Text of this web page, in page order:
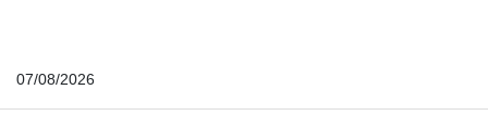
07/08/2026